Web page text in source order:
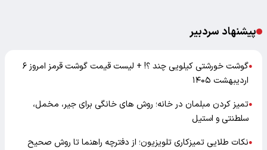
پیشنهاد سردبیر
●
گوشت خورشتی کیلویی چند ؟! + لیست قیمت گوشت قرمز امروز ۶
اردیبهشت ۱۴۰۵
●تمیز کردن مبلمان در خانه؛ روش های خانگی برای جیر، مخمل،
سلطنتی و استیل
●نکات طلایی تمیزکاری تلویزیون؛ از دفترچه راهنما تا روش صحیح